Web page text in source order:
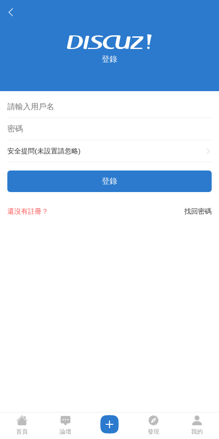
登錄
安全提問(未設置請忽略)
登錄
找回密碼
還沒有註冊？
首頁 論壇 發現 我的